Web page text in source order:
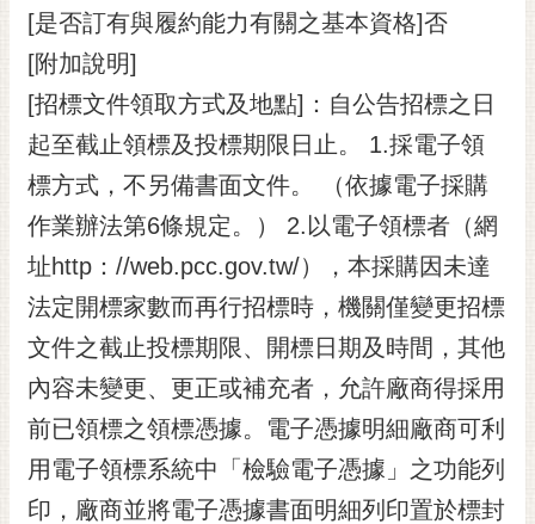
[是否訂有與履約能力有關之基本資格]否
[附加說明]
[招標文件領取方式及地點]：自公告招標之日
起至截止領標及投標期限日止。 1.採電子領
標方式，不另備書面文件。 （依據電子採購
作業辦法第6條規定。） 2.以電子領標者（網
址http：//web.pcc.gov.tw/），本採購因未達
法定開標家數而再行招標時，機關僅變更招標
文件之截止投標期限、開標日期及時間，其他
內容未變更、更正或補充者，允許廠商得採用
前已領標之領標憑據。電子憑據明細廠商可利
用電子領標系統中「檢驗電子憑據」之功能列
印，廠商並將電子憑據書面明細列印置於標封